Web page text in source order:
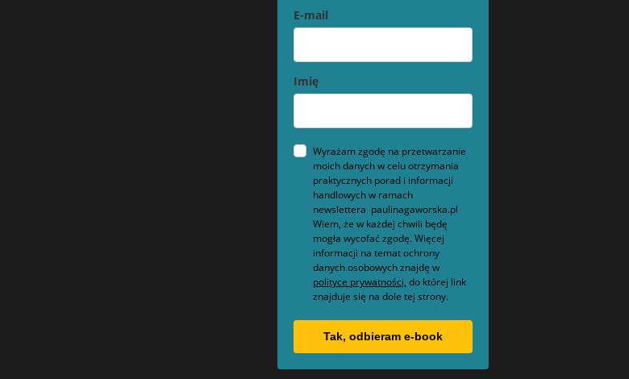
E-mail
Imię
Wyrażam zgodę na przetwarzanie
moich danych w celu otrzymania
praktycznych porad i informacji
handlowych w ramach
newslettera paulinagaworska.pl
Wiem, że w każdej chwili będę
mogła wycofać zgodę. Więcej
informacji na temat ochrony
danych osobowych znajdę w
polityce prywatności, do której link
znajduje się na dole tej strony.
Tak, odbieram e-book